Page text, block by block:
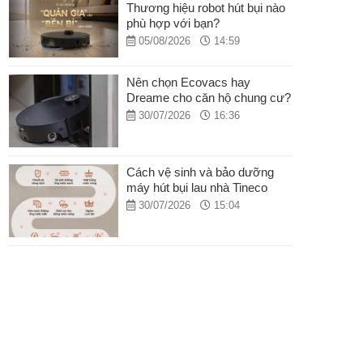
Thương hiệu robot hút bụi nào
phù hợp với bạn?
05/08/2026 14:59
Nên chọn Ecovacs hay
Dreame cho căn hộ chung cư?
30/07/2026 16:36
Cách vệ sinh và bảo dưỡng
máy hút bụi lau nhà Tineco
30/07/2026 15:04